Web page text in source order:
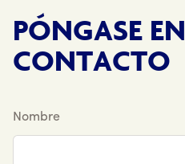
PÓNGASE EN
CONTACTO
Nombre